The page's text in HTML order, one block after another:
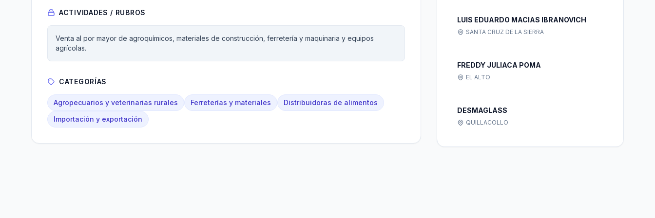
ACTIVIDADES / RUBROS
Venta al por mayor de agroquímicos, materiales de construcción, ferretería y maquinaria y equipos
agrícolas.
CATEGORÍAS
Agropecuarios y veterinarias rurales Ferreterías y materiales
Distribuidoras de alimentos
Importación y exportación
LUIS EDUARDO MACIAS IBRANOVICH
SANTA CRUZ DE LA SIERRA
FREDDY JULIACA POMA
EL ALTO
DESMAGLASS
QUILLACOLLO